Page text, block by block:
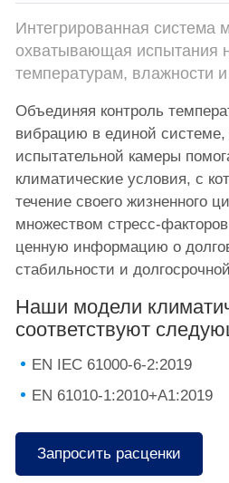
Интегрированная
охватывающая испытания
температурам, влажности
Объединяя контроль
вибрацию в единой
испытательной камеры
климатические условия, с
течение своего жизненного
множеством стресс-
ценную информацию о
стабильности и
Наши модели
соответствуют
EN IEC 61000-6-2:2019
EN 61010-1:2010+A1:2019
Запросить расценки